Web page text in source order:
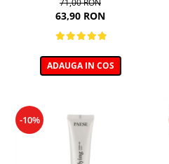
71,00 RON
63,90 RON
ADAUGA IN COS
-10%